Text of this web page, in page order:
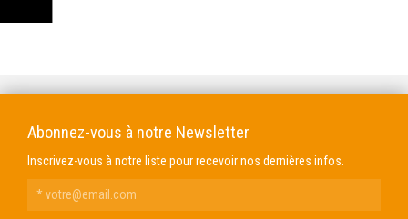
Abonnez-vous à notre Newsletter
Inscrivez-vous à notre liste pour recevoir nos dernières infos.